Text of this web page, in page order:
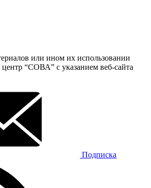
или ином их использовании
центр “СОВА” с указанием веб-сайта
Подписка